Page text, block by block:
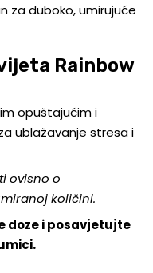
za duboko, umirujuće
Rainbow
opuštajućim i
ublažavanje stresa i
ovisno o
količini.
doze i posavjetujte